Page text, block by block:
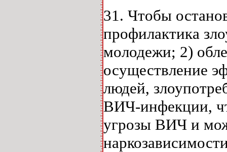
31. Чтобы
профилактика
молодежи; 2)
осуществление
людей,
ВИЧ-инфекции,
угрозы ВИЧ и